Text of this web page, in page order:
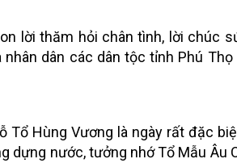
lời thăm hỏi chân tình, lời chúc
dân các dân tộc tỉnh Phú
Tổ Hùng Vương là ngày rất đặc
dựng nước, tưởng nhớ Tổ Mẫu Âu